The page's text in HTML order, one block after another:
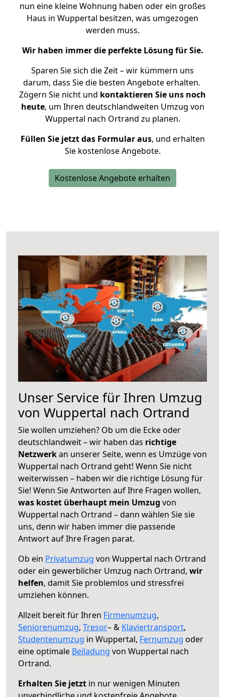
nun eine kleine Wohnung haben oder ein großes
Haus in Wuppertal besitzen, was umgezogen
werden muss.
Wir haben immer die perfekte Lösung für Sie.
Sparen Sie sich die Zeit – wir kümmern uns
darum, dass Sie die besten Angebote erhalten.
Zögern Sie nicht und kontaktieren Sie uns noch
heute, um Ihren deutschlandweiten Umzug von
Wuppertal nach Ortrand zu planen.
Füllen Sie jetzt das Formular aus, und erhalten
Sie kostenlose Angebote.
Kostenlose Angebote erhalten
Unser Service für Ihren Umzug
von Wuppertal nach Ortrand
Sie wollen umziehen? Ob um die Ecke oder
deutschlandweit – wir haben das richtige
Netzwerkan unserer Seite, wenn es Umzüge von
Wuppertal nach Ortrand geht! Wenn Sie nicht
weiterwissen – haben wir die richtige Lösung für
Sie! Wenn Sie Antworten auf Ihre Fragen wollen,
was kostet überhaupt mein Umzug von
Wuppertal nach Ortrand – dann wählen Sie sie
uns, denn wir haben immer die passende
Antwort auf Ihre Fragen parat.
Ob ein Privatumzug von Wuppertal nach Ortrand
oder ein gewerblicher Umzug nach Ortrand, wir
helfen, damit Sie problemlos und stressfrei
umziehen können.
Allzeit bereit für Ihren Firmenumzug,
Seniorenumzug, Tresor– & Klaviertransport,
Studentenumzug in Wuppertal, Fernumzug oder
eine optimale Beiladung von Wuppertal nach
Ortrand.
Erhalten Sie jetzt in nur wenigen Minuten